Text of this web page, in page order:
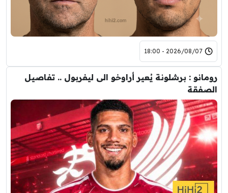
2026/08/07 - 18:00
رومانو : برشلونة يُعير أراوخو الى ليفربول .. تفاصيل
الصفقة